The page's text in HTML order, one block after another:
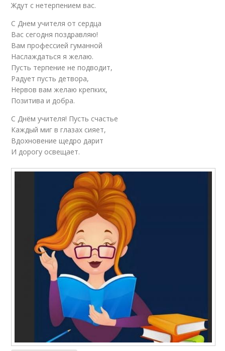
Ждут с нетерпением вас.
С Днем учителя от сердца
Вас сегодня поздравляю!
Вам профессией гуманной
Наслаждаться я желаю.
Пусть терпение не подводит,
Радует пусть детвора,
Нервов вам желаю крепких,
Позитива и добра.
С Днём учителя! Пусть счастье
Каждый миг в глазах сияет,
Вдохновение щедро дарит
И дорогу освещает.